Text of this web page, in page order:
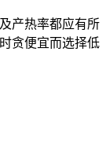
产热率都应有所
贪便宜而选择低